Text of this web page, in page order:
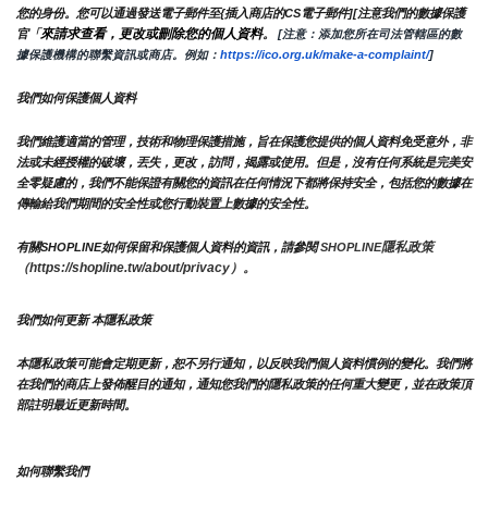
您的身份。您可以通過發送電子郵件至{插入商店的CS電子郵件][注意我們的數據保護
官「來請求查看，更改或刪除您的個人資料。
[注意：添加您所在司法管轄區的數
據保護機構的聯繫資訊或商店。例如： https://ico.org.uk/make-a-complaint/]
我們如何保護個人資料
我們維護適當的管理，技術和物理保護措施，旨在保護您提供的個人資料免受意外，非
法或未經授權的破壞，丟失，更改，訪問，揭露或使用。但是，沒有任何系統是完美安
全零疑慮的，我們不能保證有關您的資訊在任何情況下都將保持安全，包括您的數據在
傳輸給我們期間的安全性或您行動裝置上數據的安全性。
有關SHOPLINE如何保留和保護個人資料的資訊，請參閱 SHOPLINE隱私政策
（https://shopline.tw/about/privacy）。
我們如何更新 本隱私政策
本隱私政策可能會定期更新，恕不另行通知，以反映我們個人資料慣例的變化。我們將
在我們的商店上發佈醒目的通知，通知您我們的隱私政策的任何重大變更，並在政策頂
部註明最近更新時間。
如何聯繫我們